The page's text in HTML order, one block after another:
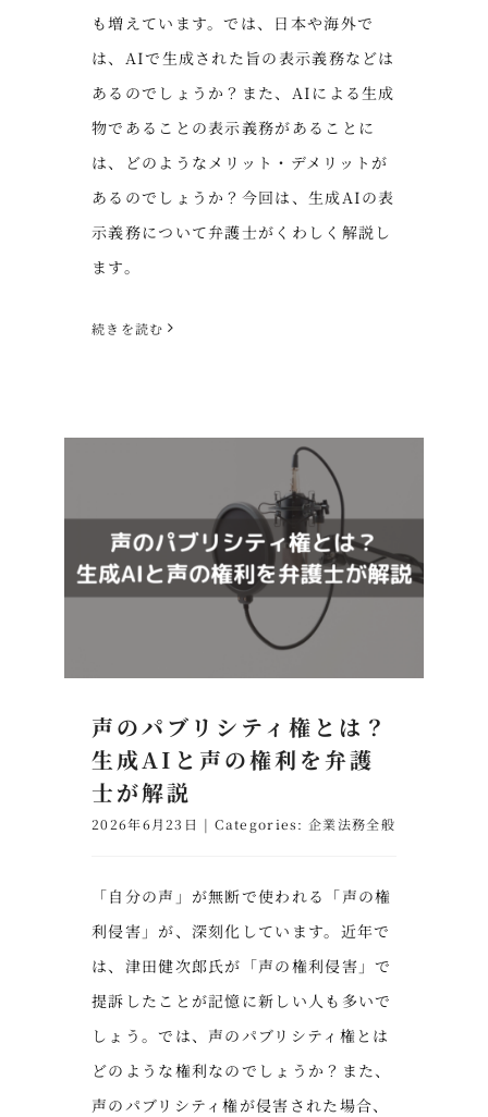
も増えています。では、日本や海外で
は、AIで生成された旨の表示義務などは
あるのでしょうか？また、AIによる生成
物であることの表示義務があることに
は、どのようなメリット・デメリットが
あるのでしょうか？今回は、生成AIの表
示義務について弁護士がくわしく解説し
ます。
続きを読む
声のパブリシティ権とは？
生成AIと声の権利を弁護
士が解説
2026年6月23日 | Categories:企業法務全般
「自分の声」が無断で使われる「声の権
利侵害」が、深刻化しています。近年で
は、津田健次郎氏が「声の権利侵害」で
提訴したことが記憶に新しい人も多いで
しょう。では、声のパブリシティ権とは
どのような権利なのでしょうか？また、
声のパブリシティ権が侵害された場合、